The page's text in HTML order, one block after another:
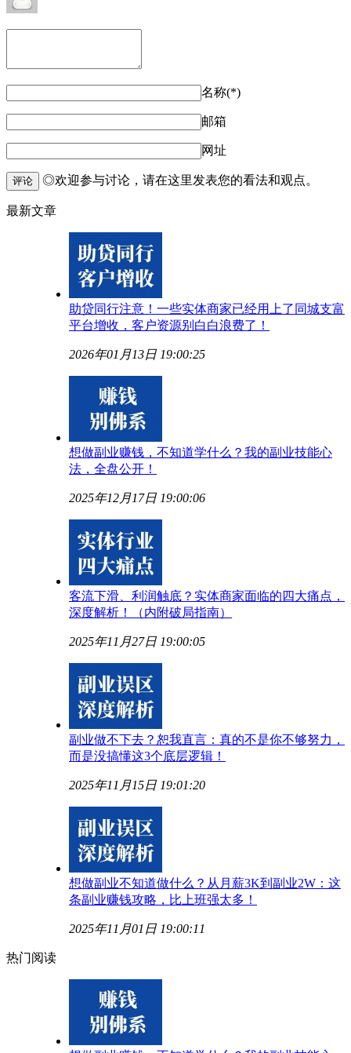
名称(*)
邮箱
网址
评论 ◎欢迎参与讨论，请在这里发表您的看法和观点。
最新文章
助贷同行注意！一些实体商家已经用上了同城支富
平台增收，客户资源别白白浪费了！
2026年01月13日 19:00:25
想做副业赚钱，不知道学什么？我的副业技能心
法，全盘公开！
2025年12月17日 19:00:06
客流下滑、利润触底？实体商家面临的四大痛点，
深度解析！（内附破局指南）
2025年11月27日 19:00:05
副业做不下去？恕我直言：真的不是你不够努力，
而是没搞懂这3个底层逻辑！
2025年11月15日 19:01:20
想做副业不知道做什么？从月薪3K到副业2W：这
条副业赚钱攻略，比上班强太多！
2025年11月01日 19:00:11
热门阅读